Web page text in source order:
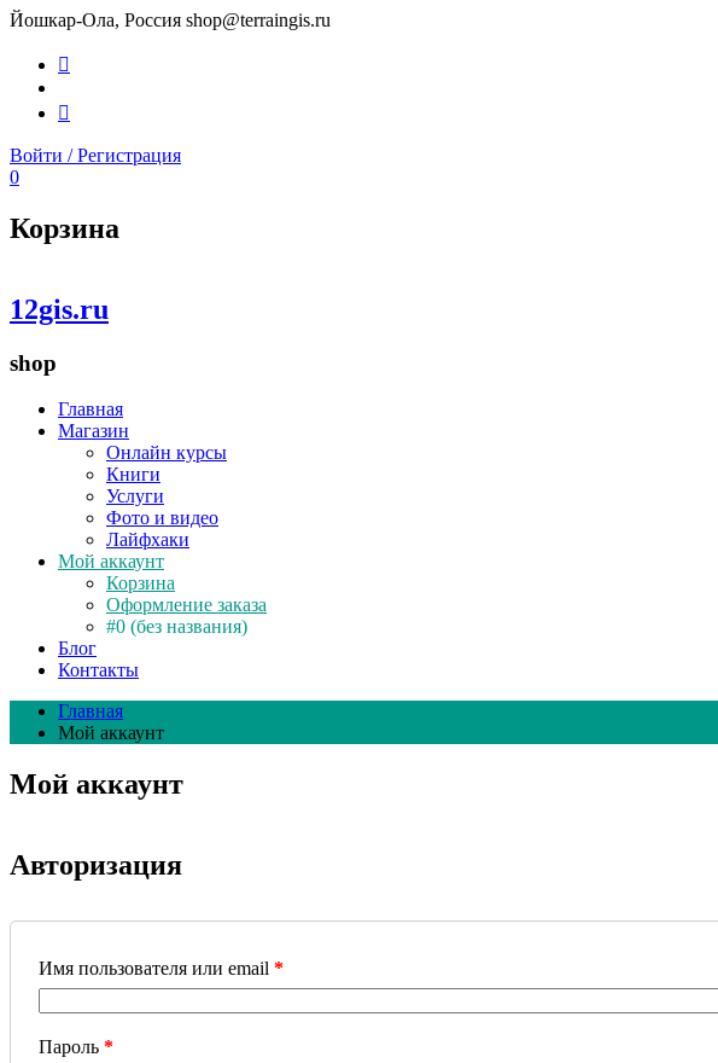
Йошкар-Ола, Россия shop@terraingis.ru
ГИС
Войти / Регистрация
0
Корзина
12gis.ru
shop
Главная
Магазин
Онлайн курсы
Книги
Услуги
Фото и видео
Лайфхаки
Мой аккаунт
Корзина
Оформление заказа
#0 (без названия)
Блог
Контакты
Главная
Мой аккаунт
Мой аккаунт
Авторизация
Имя пользователя или email *
Пароль *